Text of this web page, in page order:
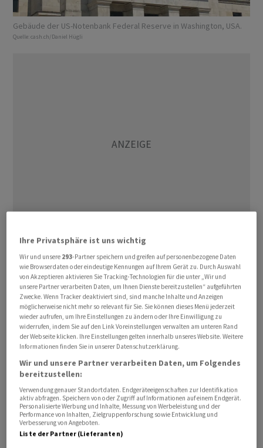
Gebäude der US-Notenbank Federal Reserve in Washington, USA.
Quelle: cash.ch/Daniel Hügli
Die Währungshüter um Federal Reserve-Chef Jerome
Powell beliessen den geldpolitischen Schlüsselsatz am
Mittwoch in der Spanne von 5,25 bis 5,50 Prozent.
Nachdem die Inflationsrate im Mai überraschend auf 3,3
Prozent gefallen ist, machen die Währungshüter nun in
jüngsten Monaten einen «moderaten weiteren
Fortschritt» auf dem Weg zu ihrem Ziel einer
Teuerungsrate von zwei Prozent aus. Zugleich
laufende Jahr im Mittel nur noch einen Zinsschritt nach
unten. Im März hatten sie noch drei Senkungen avisiert.
«Die US-Notenbanker halten noch immer mehrheitlich
Ihre Privatsphäre ist uns wichtig
Wir und unsere 293-Partner speichern und greifen auf personenbezogene Daten
wie Browserdaten oder eindeutige Kennungen auf Ihrem Gerät zu. Durch Auswahl
von Akzeptieren aktivieren Sie Tracking-Technologien für die unter „Wir und
unsere Partner verarbeiten Daten, um Ihnen Dienste bereitzustellen“ aufgeführten
Zwecke. Wenn Tracker deaktiviert sind, sind manche Inhalte und Anzeigen
möglicherweise nicht mehr so relevant für Sie. Sie können dieses Menü jederzeit
wieder aufrufen, um Ihre Einstellungen zu ändern oder Ihre Einwilligung zu
widerrufen, indem Sie auf den Link Voreinstellungen verwalten am unteren Rand
der Webseite klicken. Ihre Einstellungen gelten innerhalb unseres Website. Weitere
Informationen finden Sie in unserer Datenschutzerklärung.
Wir und unsere Partner verarbeiten Daten, um Folgendes
bereitzustellen:
Verwendung genauer Standortdaten. Endgeräteeigenschaften zur Identifikation
aktiv abfragen. Speichern von oder Zugriff auf Informationen auf einem Endgerät.
Personalisierte Werbung und Inhalte, Messung von Werbeleistung und der
Performance von Inhalten, Zielgruppenforschung sowie Entwicklung und
Verbesserung von Angeboten.
Liste der Partner (Lieferanten)